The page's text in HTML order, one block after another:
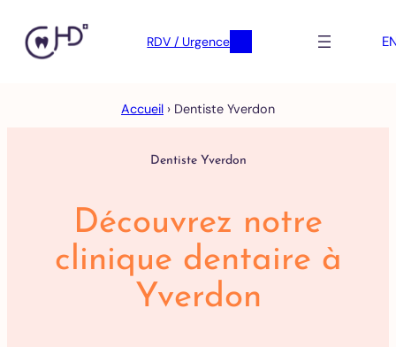
RDV / Urgence
Accueil › Dentiste Yverdon
Dentiste Yverdon
Découvrez notre
clinique dentaire à
Yverdon